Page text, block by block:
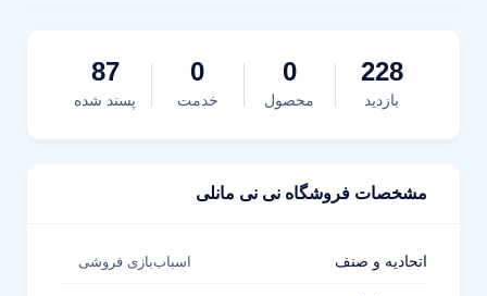
228
بازدید
0
محصول
0
خدمت
87
پسند شده
مشخصات فروشگاه نی نی مانلی
اتحادیه و صنف اسباب‌بازی فروشی